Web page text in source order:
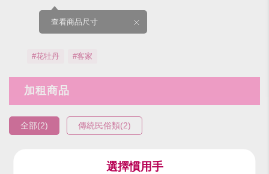
查看商品尺寸
#花牡丹 #客家
加租商品
全部(2) 傳統民俗類(2)
選擇慣用手